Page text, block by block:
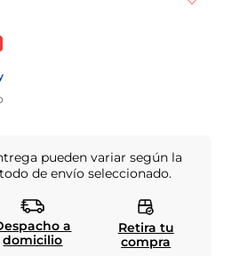
pueden variar según la
de envío seleccionado.
a
domicilio
Retira tu
compra